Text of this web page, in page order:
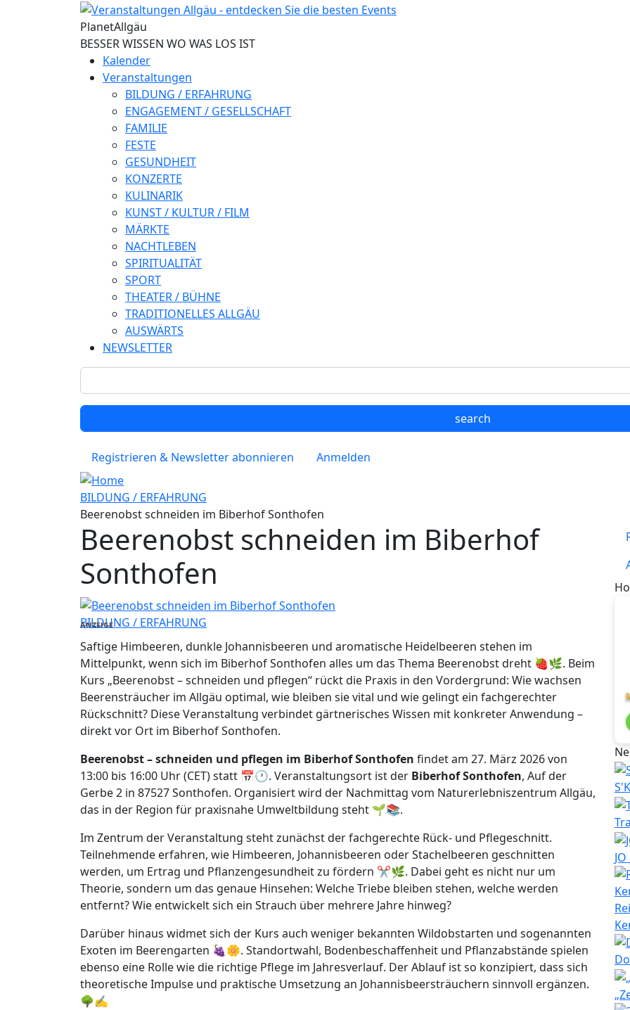
Direkt zum Inhalt
PlanetAllgäu
BESSER WISSEN WO WAS LOS IST
Kalender
Veranstaltungen
BILDUNG / ERFAHRUNG
ENGAGEMENT / GESELLSCHAFT
FAMILIE
FESTE
GESUNDHEIT
KONZERTE
KULINARIK
KUNST / KULTUR / FILM
MÄRKTE
NACHTLEBEN
SPIRITUALITÄT
SPORT
THEATER / BÜHNE
TRADITIONELLES ALLGÄU
AUSWÄRTS
NEWSLETTER
Registrieren & Newsletter abonnieren Anmelden
BILDUNG / ERFAHRUNG
Beerenobst schneiden im Biberhof Sonthofen
Beerenobst schneiden im Biberhof
Sonthofen
BILDUNG / ERFAHRUNG
ANZEIGE
Saftige Himbeeren, dunkle Johannisbeeren und aromatische Heidelbeeren stehen im
Mittelpunkt, wenn sich im Biberhof Sonthofen alles um das Thema Beerenobst dreht 🍓🌿. Beim
Kurs „Beerenobst – schneiden und pflegen“ rückt die Praxis in den Vordergrund: Wie wachsen
Beerensträucher im Allgäu optimal, wie bleiben sie vital und wie gelingt ein fachgerechter
Rückschnitt? Diese Veranstaltung verbindet gärtnerisches Wissen mit konkreter Anwendung –
direkt vor Ort im Biberhof Sonthofen.
Beerenobst – schneiden und pflegen im Biberhof Sonthofen findet am 27. März 2026 von
13:00 bis 16:00 Uhr (CET) statt 📅🕐. Veranstaltungsort ist der Biberhof Sonthofen, Auf der
Gerbe 2 in 87527 Sonthofen. Organisiert wird der Nachmittag vom Naturerlebniszentrum Allgäu,
das in der Region für praxisnahe Umweltbildung steht 🌱📚.
Im Zentrum der Veranstaltung steht zunächst der fachgerechte Rück- und Pflegeschnitt.
Teilnehmende erfahren, wie Himbeeren, Johannisbeeren oder Stachelbeeren geschnitten
werden, um Ertrag und Pflanzengesundheit zu fördern ✂️🌿. Dabei geht es nicht nur um
Theorie, sondern um das genaue Hinsehen: Welche Triebe bleiben stehen, welche werden
entfernt? Wie entwickelt sich ein Strauch über mehrere Jahre hinweg?
Darüber hinaus widmet sich der Kurs auch weniger bekannten Wildobstarten und sogenannten
Exoten im Beerengarten 🍇🌼. Standortwahl, Bodenbeschaffenheit und Pflanzabstände spielen
ebenso eine Rolle wie die richtige Pflege im Jahresverlauf. Der Ablauf ist so konzipiert, dass sich
theoretische Impulse und praktische Umsetzung an Johannisbeersträuchern sinnvoll ergänzen.
🌳✍️